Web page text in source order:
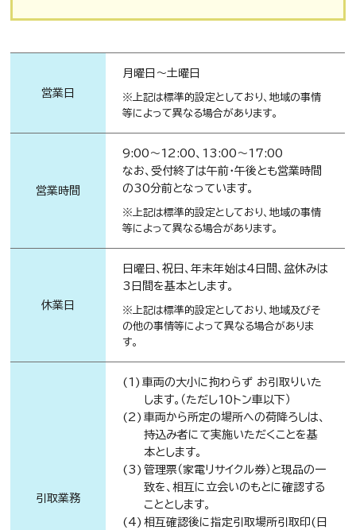
営業日
月曜日～土曜日
※上記は標準的設定としており、地域の事情
等によって異なる場合があります。
営業時間
9:00～12:00、13:00～17:00
なお、受付終了は午前・午後とも営業時間
の30分前となっています。
※上記は標準的設定としており、地域の事情
等によって異なる場合があります。
休業日
日曜日、祝日、年末年始は4日間、盆休みは
3日間を基本とします。
※上記は標準的設定としており、地域及びそ
の他の事情等によって異なる場合がありま
す。
引取業務
車両の大小に拘わらず お引取りいた
します。（ただし10トン車以下）
車両から所定の場所への荷降ろしは、
持込み者にて実施いただくことを基
本とします。
管理票（家電リサイクル券）と現品の一
致を、相互に立会いのもとに確認する
こととします。
相互確認後に指定引取場所引取印(日